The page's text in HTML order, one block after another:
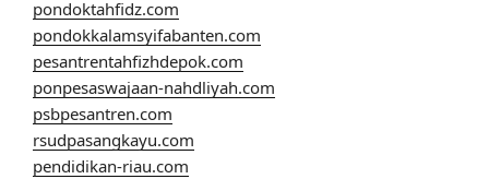
pondoktahfidz.com
pondokkalamsyifabanten.com
pesantrentahfizhdepok.com
ponpesaswajaan-nahdliyah.com
psbpesantren.com
rsudpasangkayu.com
pendidikan-riau.com